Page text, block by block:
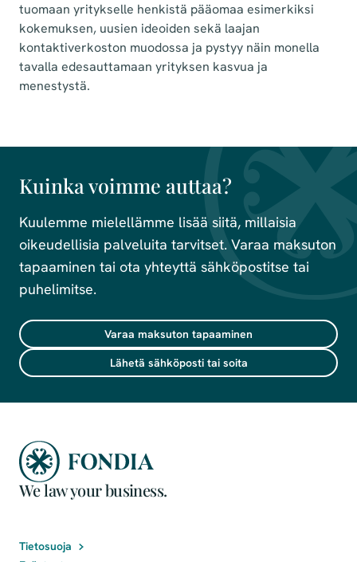
tuomaan yritykselle henkistä pääomaa esimerkiksi
kokemuksen, uusien ideoiden sekä laajan
kontaktiverkoston muodossa ja pystyy näin monella
tavalla edesauttamaan yrityksen kasvua ja
menestystä.
Kuinka voimme auttaa?
Kuulemme mielellämme lisää siitä, millaisia
oikeudellisia palveluita tarvitset. Varaa maksuton
tapaaminen tai ota yhteyttä sähköpostitse tai
puhelimitse.
Varaa maksuton tapaaminen
Lähetä sähköposti tai soita
We law your business.
Tietosuoja